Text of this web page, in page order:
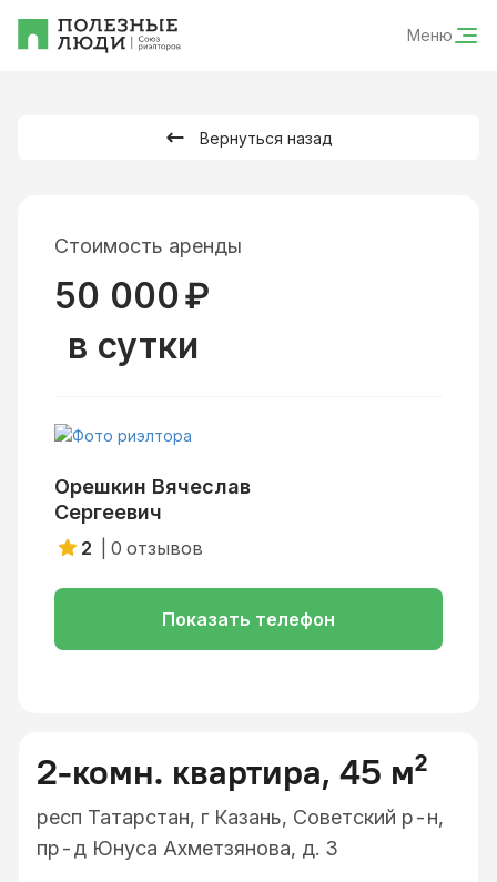
Меню
Вернуться назад
Стоимость аренды
50 000₽
в сутки
Орешкин Вячеслав
Сергеевич
2 0 отзывов
Показать телефон
2-комн. квартира, 45 м²
респ Татарстан, г Казань, Советский р-н,
пр-д Юнуса Ахметзянова, д. 3